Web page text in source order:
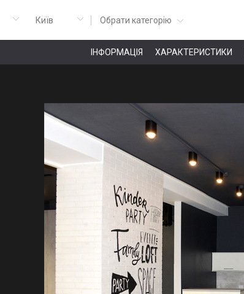
Обрати категорію
ІНФОРМАЦІЯ ХАРАКТЕРИСТИКИ